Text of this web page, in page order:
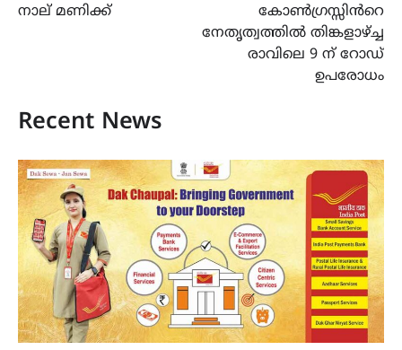
നാല് മണിക്ക്
കോൺഗ്രസ്സിൻറെ
നേതൃത്വത്തിൽ തിങ്കളാഴ്ച്ച
രാവിലെ 9 ന് റോഡ്
ഉപരോധം
Recent News